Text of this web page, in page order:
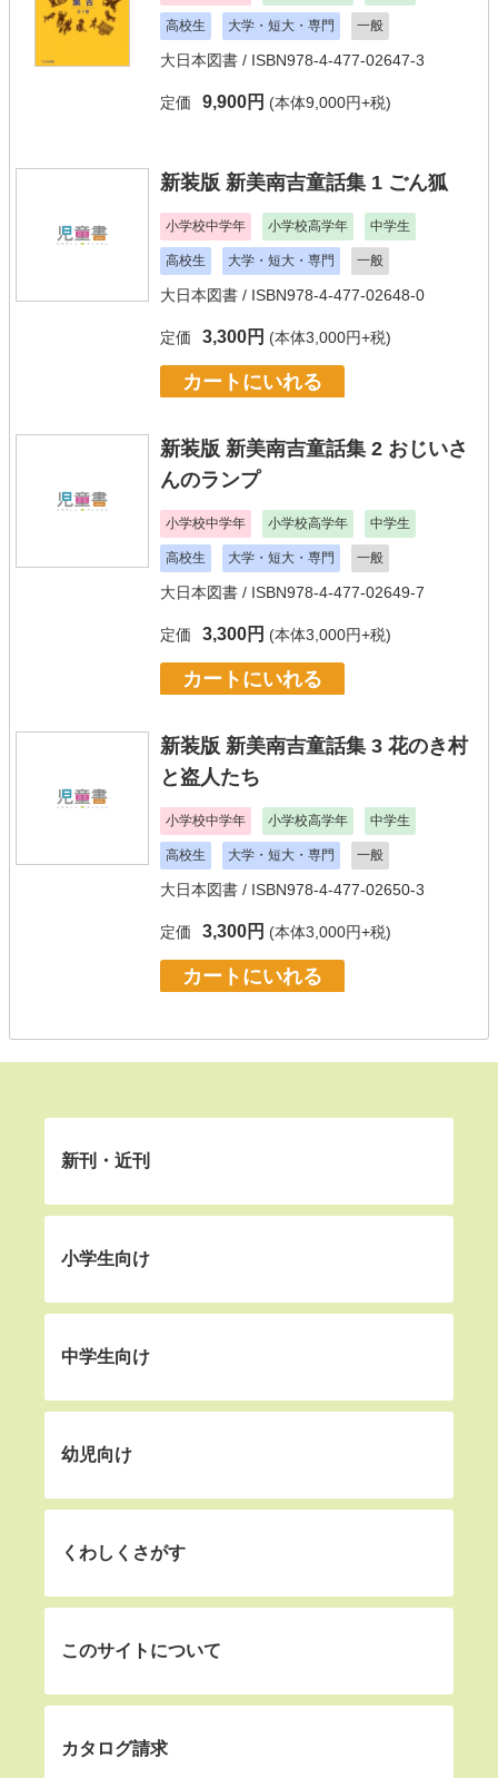
高校生 大学・短大・専門 一般
大日本図書 / ISBN978-4-477-02647-3
定価 9,900円 (本体9,000円+税)
新装版 新美南吉童話集 1 ごん狐
小学校中学年 小学校高学年 中学生
高校生 大学・短大・専門 一般
大日本図書 / ISBN978-4-477-02648-0
定価 3,300円 (本体3,000円+税)
カートにいれる
新装版 新美南吉童話集 2 おじいさ
んのランプ
小学校中学年 小学校高学年 中学生
高校生 大学・短大・専門 一般
大日本図書 / ISBN978-4-477-02649-7
定価 3,300円 (本体3,000円+税)
カートにいれる
新装版 新美南吉童話集 3 花のき村
と盗人たち
小学校中学年 小学校高学年 中学生
高校生 大学・短大・専門 一般
大日本図書 / ISBN978-4-477-02650-3
定価 3,300円 (本体3,000円+税)
カートにいれる
新刊・近刊
小学生向け
中学生向け
幼児向け
くわしくさがす
このサイトについて
カタログ請求